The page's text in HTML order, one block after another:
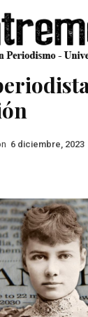
6 diciembre, 2023